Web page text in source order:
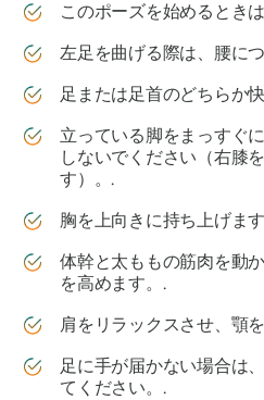
このポーズを始めるとき
左足を曲げる際は、腰に
足または足首のどちらか
立っている脚をまっすぐ
しないでください（右膝
す）。.
胸を上向きに持ち上げま
体幹と太ももの筋肉を動
を高めます。.
肩をリラックスさせ、顎
足に手が届かない場合は
てください。.